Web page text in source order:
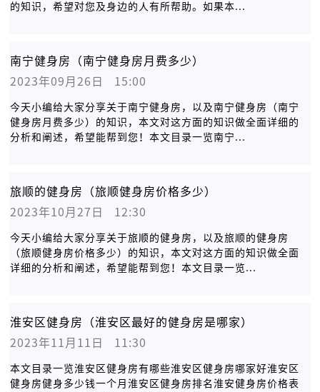
的知识，希望对您及身边的人有所帮助。如果本...
南宁健身房（南宁健身房月费多少）
2023年09月26日   15:00
今天小编给大家分享关于南宁健身房，以及南宁健身房（南宁
健身房月费多少）的知识，本文对这方面的知识做全面详细的
分析和阐述，希望能帮到您！本文目录一览南宁...
旅顺的健身房（旅顺健身房价格多少）
2023年10月27日   12:30
今天小编给大家分享关于旅顺的健身房，以及旅顺的健身房
（旅顺健身房价格多少）的知识，本文对这方面的知识做全面
详细的分析和阐述，希望能帮到您！本文目录一览...
淮安区健身房（淮安区最好的健身房是哪家）
2023年11月11日   11:30
本文目录一览淮安区健身房有哪些淮安区健身房哪家好淮安区
健身房健身多少钱一个月淮安区健身房排名淮安健身房价格表